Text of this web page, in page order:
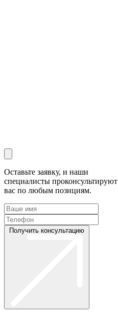
Оставьте заявку, и наши
специалисты проконсультируют
вас по любым позициям.
Получить консультацию